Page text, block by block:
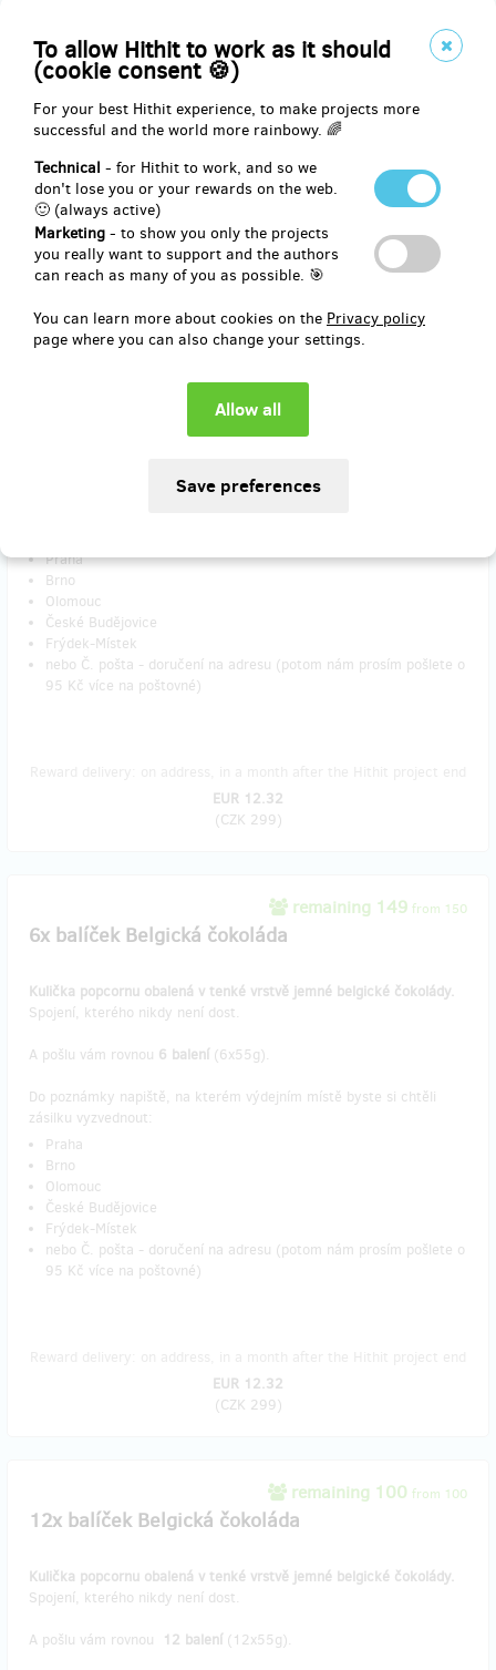
To allow Hithit to work as it should
(cookie consent 🍪)
For your best Hithit experience, to make projects more
successful and the world more rainbowy. 🌈
Technical - for Hithit to work, and so we
don't lose you or your rewards on the web.
🙂 (always active)
Marketing - to show you only the projects
you really want to support and the authors
can reach as many of you as possible. 🎯
You can learn more about cookies on the Privacy policy
page where you can also change your settings.
České Budějovice
Frýdek-Místek
nebo Č. pošta - doručení na adresu (potom nám prosím pošlete o
95 Kč více na poštovné)
Reward delivery: on address, in a month after the Hithit project end
(CZK 299)
remaining 148from 150
6x balíček Sladkoslaný karamel
Kvalitní karamel obohacený o špetku soli.
Praha
Brno
Olomouc
České Budějovice
Frýdek-Místek
nebo Č. pošta - doručení na adresu (potom nám prosím pošlete o
95 Kč více na poštovné)
EUR 12.32
(CZK 299)
remaining 149 from 150
6x balíček Belgická čokoláda
Kulička popcornu obalená v tenké vrstvě jemné belgické čokolády.
Spojení, kterého nikdy není dost.
A pošlu vám rovnou 6 balení (6x55g).
Do poznámky napiště, na kterém výdejním místě byste si chtěli
zásilku vyzvednout:
Praha
Brno
Olomouc
České Budějovice
Frýdek-Místek
nebo Č. pošta - doručení na adresu (potom nám prosím pošlete o
95 Kč více na poštovné)
EUR 12.32
(CZK 299)
remaining 100 from 100
12x balíček Belgická čokoláda
Kulička popcornu obalená v tenké vrstvě jemné belgické čokolády.
Spojení, kterého nikdy není dost.
A pošlu vám rovnou 12 balení (12x55g).